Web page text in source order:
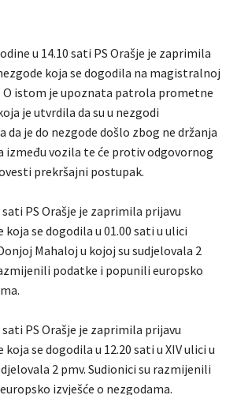
u 14.10 sati PS Orašje je zaprimila
koja se dogodila na magistralnoj
O istom je upoznata patrola prometne
je utvrdila da su u nezgodi
da je do nezgode došlo zbog ne držanja
između vozila te će protiv odgovornog
prekršajni postupak.
PS Orašje je zaprimila prijavu
se dogodila u 01.00 sati u ulici
Mahaloj u kojoj su sudjelovala 2
podatke i popunili europsko
PS Orašje je zaprimila prijavu
se dogodila u 12.20 sati u XIV ulici u
2 pmv. Sudionici su razmijenili
izvješće o nezgodama.